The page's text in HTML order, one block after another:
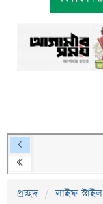
প্রচ্ছদ লাইফ স্টাইল